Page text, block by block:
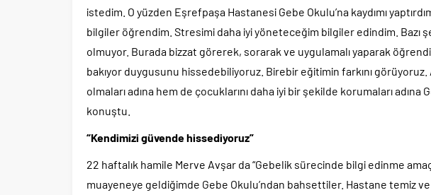
istedim. O yüzden Eşrefpaşa Hastanesi Gebe Okulu’na kaydımı
bilgiler öğrendim. Stresimi daha iyi yöneteceğim bilgiler edindim. Bazı
olmuyor. Burada bizzat görerek, sorarak ve uygulamalı yaparak
bakıyor duygusunu hissedebiliyoruz. Birebir eğitimin farkını
olmaları adına hem de çocuklarını daha iyi bir şekilde korumaları adına
konuştu.
“Kendimizi güvende hissediyoruz”
22 haftalık hamile Merve Avşar da “Gebelik sürecinde bilgi edinme
muayeneye geldiğimde Gebe Okulu’ndan bahsettiler. Hastane temiz